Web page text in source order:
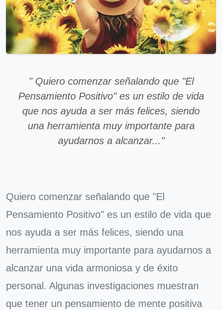
" Quiero comenzar señalando que "El
Pensamiento Positivo" es un estilo de vida
que nos ayuda a ser más felices, siendo
una herramienta muy importante para
ayudarnos a alcanzar..."
Quiero comenzar señalando que "El
Pensamiento Positivo" es un estilo de vida que
nos ayuda a ser más felices, siendo una
herramienta muy importante para ayudarnos a
alcanzar una vida armoniosa y de éxito
personal. Algunas investigaciones muestran
que tener un pensamiento de mente positiva